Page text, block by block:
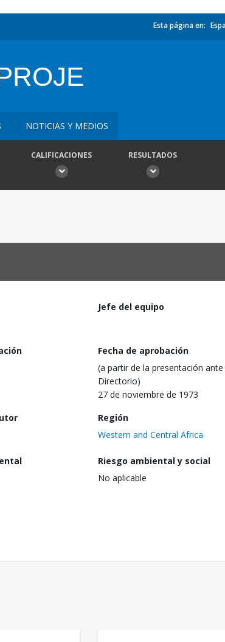
Esta página en:
NOTICIAS Y MEDIOS
CALIFICACIONES RESULTADOS
Jefe del equipo
Fecha de aprobación
(a partir de la presentación ante
Directorio)
27 de noviembre de 1973
Región
Western and Central Africa
Riesgo ambiental y social
No aplicable